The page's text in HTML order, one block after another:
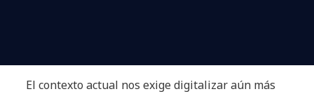
El contexto actual nos exige digitalizar aún más